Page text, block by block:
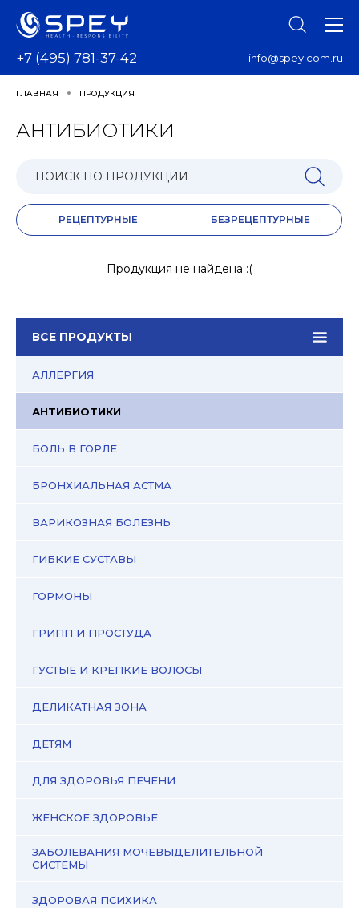
+7 (495) 781-37-42 info@spey.com.ru
ГЛАВНАЯ ПРОДУКЦИЯ
АНТИБИОТИКИ
РЕЦЕПТУРНЫЕ БЕЗРЕЦЕПТУРНЫЕ
ВСЕ ПРОДУКТЫ
АЛЛЕРГИЯ
АНТИБИОТИКИ
БОЛЬ В ГОРЛЕ
БРОНХИАЛЬНАЯ АСТМА
ВАРИКОЗНАЯ БОЛЕЗНЬ
ГИБКИЕ СУСТАВЫ
ГОРМОНЫ
ГРИПП И ПРОСТУДА
ГУСТЫЕ И КРЕПКИЕ ВОЛОСЫ
ДЕЛИКАТНАЯ ЗОНА
ДЕТЯМ
ДЛЯ ЗДОРОВЬЯ ПЕЧЕНИ
ЖЕНСКОЕ ЗДОРОВЬЕ
ЗАБОЛЕВАНИЯ МОЧЕВЫДЕЛИТЕЛЬНОЙ
СИСТЕМЫ
ЗДОРОВАЯ ПСИХИКА
Продукция не найдена :(